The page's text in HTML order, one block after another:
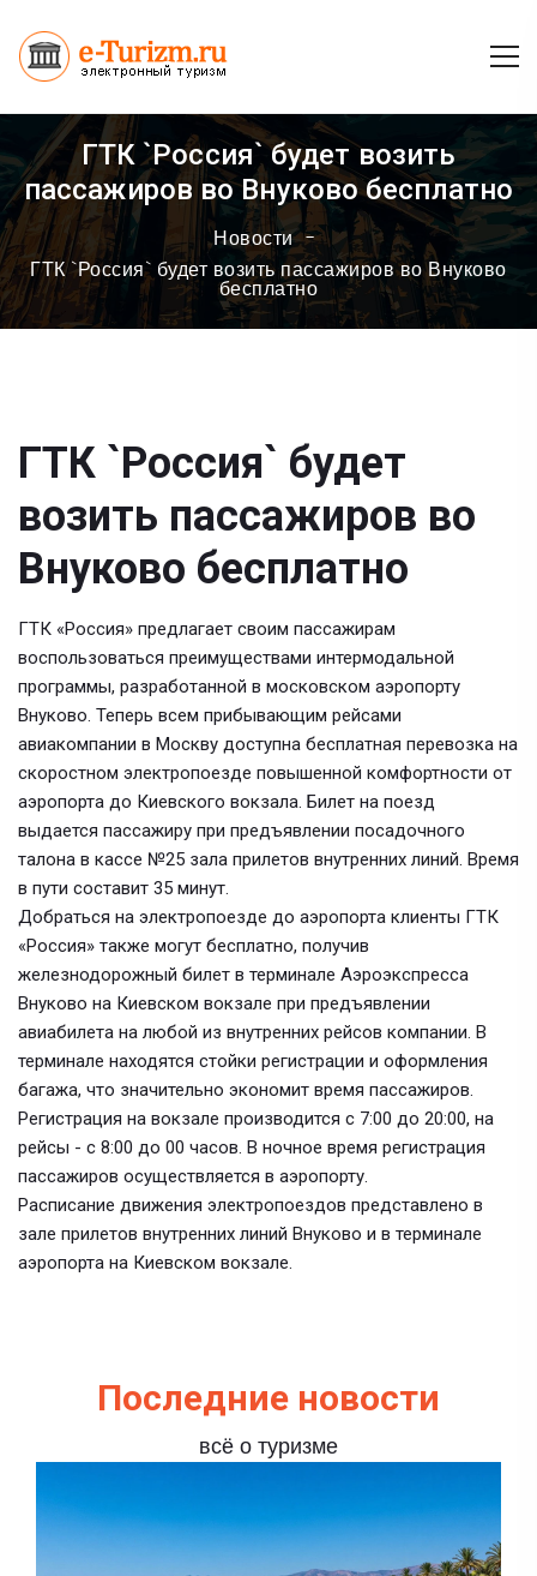
ГТК `Россия` будет возить
пассажиров во Внуково бесплатно
Новости
ГТК `Россия` будет возить пассажиров во Внуково
бесплатно
ГТК `Россия` будет
возить пассажиров во
Внуково бесплатно
ГТК «Россия» предлагает своим пассажирам
воспользоваться преимуществами интермодальной
программы, разработанной в московском аэропорту
Внуково. Теперь всем прибывающим рейсами
авиакомпании в Москву доступна бесплатная перевозка на
скоростном электропоезде повышенной комфортности от
аэропорта до Киевского вокзала. Билет на поезд
выдается пассажиру при предъявлении посадочного
талона в кассе №25 зала прилетов внутренних линий. Время
в пути составит 35 минут.
Добраться на электропоезде до аэропорта клиенты ГТК
«Россия» также могут бесплатно, получив
железнодорожный билет в терминале Аэроэкспресса
Внуково на Киевском вокзале при предъявлении
авиабилета на любой из внутренних рейсов компании. В
терминале находятся стойки регистрации и оформления
багажа, что значительно экономит время пассажиров.
Регистрация на вокзале производится с 7:00 до 20:00, на
рейсы - с 8:00 до 00 часов. В ночное время регистрация
пассажиров осуществляется в аэропорту.
Расписание движения электропоездов представлено в
зале прилетов внутренних линий Внуково и в терминале
аэропорта на Киевском вокзале.
Последние новости
всё о туризме